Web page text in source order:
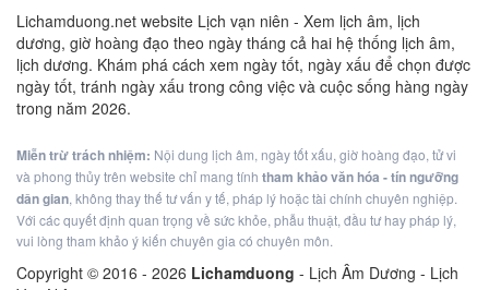
Lichamduong.net website Lịch vạn niên - Xem lịch âm, lịch
dương, giờ hoàng đạo theo ngày tháng cả hai hệ thống lịch âm,
lịch dương. Khám phá cách xem ngày tốt, ngày xấu để chọn được
ngày tốt, tránh ngày xấu trong công việc và cuộc sống hàng ngày
trong năm 2026.
Miễn trừ trách nhiệm: Nội dung lịch âm, ngày tốt xấu, giờ hoàng đạo, tử vi
và phong thủy trên website chỉ mang tính tham khảo văn hóa - tín ngưỡng
dân gian, không thay thế tư vấn y tế, pháp lý hoặc tài chính chuyên nghiệp.
Với các quyết định quan trọng về sức khỏe, phẫu thuật, đầu tư hay pháp lý,
vui lòng tham khảo ý kiến chuyên gia có chuyên môn.
Copyright © 2016 - 2026 Lichamduong - Lịch Âm Dương - Lịch